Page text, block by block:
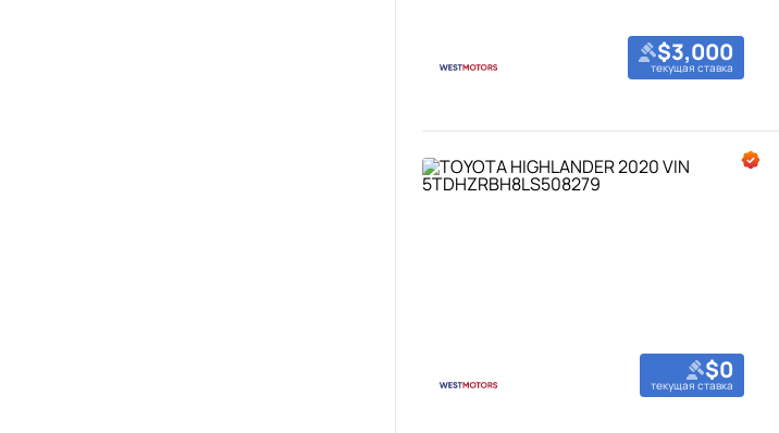
$3,000
текущая ставка
$0
текущая ставка